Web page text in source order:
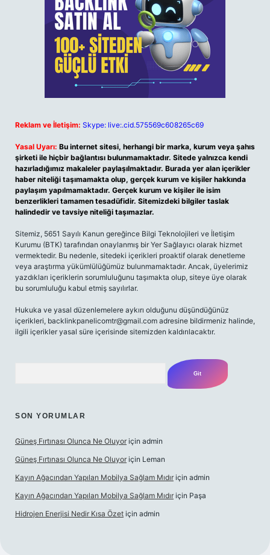
Reklam ve İletişim: Skype: live:.cid.575569c608265c69
Yasal Uyarı: Bu internet sitesi, herhangi bir marka, kurum veya şahıs
şirketi ile hiçbir bağlantısı bulunmamaktadır. Sitede yalnızca kendi
hazırladığımız makaleler paylaşılmaktadır. Burada yer alan içerikler
haber niteliği taşımamakta olup, gerçek kurum ve kişiler hakkında
paylaşım yapılmamaktadır. Gerçek kurum ve kişiler ile isim
benzerlikleri tamamen tesadüfidir. Sitemizdeki bilgiler taslak
halindedir ve tavsiye niteliği taşımazlar.
Sitemiz, 5651 Sayılı Kanun gereğince Bilgi Teknolojileri ve İletişim
Kurumu (BTK) tarafından onaylanmış bir Yer Sağlayıcı olarak hizmet
vermektedir. Bu nedenle, sitedeki içerikleri proaktif olarak denetleme
veya araştırma yükümlülüğümüz bulunmamaktadır. Ancak, üyelerimiz
yazdıkları içeriklerin sorumluluğunu taşımakta olup, siteye üye olarak
bu sorumluluğu kabul etmiş sayılırlar.
Hukuka ve yasal düzenlemelere aykırı olduğunu düşündüğünüz
içerikleri, backlinkpanelicomtr@gmail.com adresine bildirmeniz halinde,
ilgili içerikler yasal süre içerisinde sitemizden kaldırılacaktır.
SON YORUMLAR
Güneş Fırtınası Olunca Ne Oluyor için admin
Güneş Fırtınası Olunca Ne Oluyor için Leman
Kayın Ağacından Yapılan Mobilya Sağlam Mıdır için admin
Kayın Ağacından Yapılan Mobilya Sağlam Mıdır için Paşa
Hidrojen Enerjisi Nedir Kısa Özet için admin